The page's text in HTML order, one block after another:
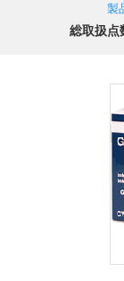
製
総取扱点